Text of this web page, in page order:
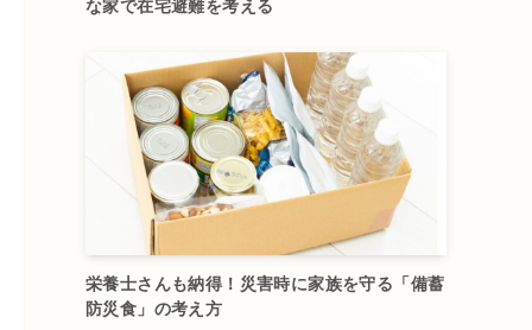
な家で在宅避難を考える
栄養士さんも納得！災害時に家族を守る「備蓄
防災食」の考え方